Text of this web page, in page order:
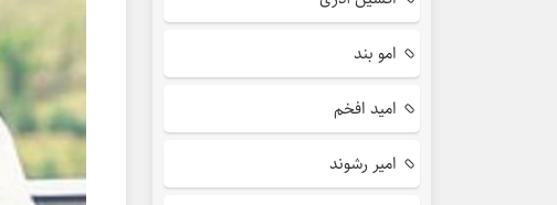
امو بند
امید افخم
امیر رشوند